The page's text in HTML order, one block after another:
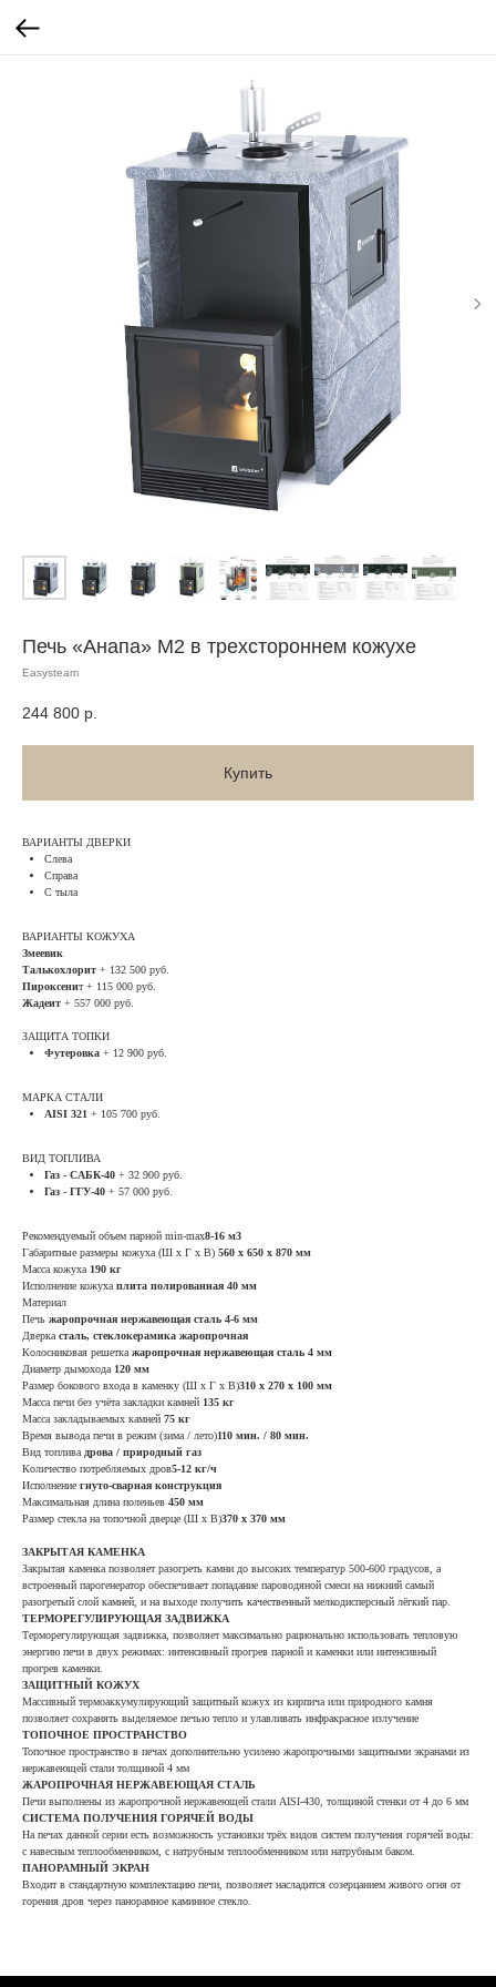
Печь «Анапа» М2 в трехстороннем кожухе
Easysteam
244 800 р.
Купить
ВАРИАНТЫ ДВЕРКИ
Слева
Справа
С тыла
ВАРИАНТЫ КОЖУХА
Змеевик
Талькохлорит + 132 500 руб.
Пироксенит + 115 000 руб.
Жадеит + 557 000 руб.
ЗАЩИТА ТОПКИ
Футеровка + 12 900 руб.
МАРКА СТАЛИ
AISI 321 + 105 700 руб.
ВИД ТОПЛИВА
Газ - САБК-40 + 32 900 руб.
Газ - ГГУ-40 + 57 000 руб.
Рекомендуемый объем парной min-max8-16 м3
Габаритные размеры кожуха (Ш х Г х В) 560 х 650 х 870 мм
Масса кожуха 190 кг
Исполнение кожуха плита полированная 40 мм
Материал
Печь жаропрочная нержавеющая сталь 4-6 мм
Дверка сталь, стеклокерамика жаропрочная
Колосниковая решетка жаропрочная нержавеющая сталь 4 мм
Диаметр дымохода 120 мм
Размер бокового входа в каменку (Ш х Г х В)310 х 270 х 100 мм
Масса печи без учёта закладки камней 135 кг
Масса закладываемых камней 75 кг
Время вывода печи в режим (зима / лето)110 мин. / 80 мин.
Вид топлива дрова / природный газ
Количество потребляемых дров5-12 кг/ч
Исполнение гнуто-сварная конструкция
Максимальная длина поленьев 450 мм
Размер стекла на топочной дверце (Ш х В)370 х 370 мм
ЗАКРЫТАЯ КАМЕНКА
Закрытая каменка позволяет разогреть камни до высоких температур 500-600 градусов, а
встроенный парогенератор обеспечивает попадание пароводяной смеси на нижний самый
разогретый слой камней, и на выходе получить качественный мелкодисперсный лёгкий пар.
ТЕРМОРЕГУЛИРУЮЩАЯ ЗАДВИЖКА
Терморегулирующая задвижка, позволяет максимально рационально использовать тепловую
энергию печи в двух режимах: интенсивный прогрев парной и каменки или интенсивный
прогрев каменки.
ЗАЩИТНЫЙ КОЖУХ
Массивный термоаккумулирующий защитный кожух из кирпича или природного камня
позволяет сохранять выделяемое печью тепло и улавливать инфракрасное излучение
ТОПОЧНОЕ ПРОСТРАНСТВО
Топочное пространство в печах дополнительно усилено жаропрочными защитными экранами из
нержавеющей стали толщиной 4 мм
ЖАРОПРОЧНАЯ НЕРЖАВЕЮЩАЯ СТАЛЬ
Печи выполнены из жаропрочной нержавеющей стали AISI-430, толщиной стенки от 4 до 6 мм
СИСТЕМА ПОЛУЧЕНИЯ ГОРЯЧЕЙ ВОДЫ
На печах данной серии есть возможность установки трёх видов систем получения горячей воды:
с навесным теплообменником, с натрубным теплообменником или натрубным баком.
ПАНОРАМНЫЙ ЭКРАН
Входит в стандартную комплектацию печи, позволяет насладится созерцанием живого огня от
горения дров через панорамное каминное стекло.